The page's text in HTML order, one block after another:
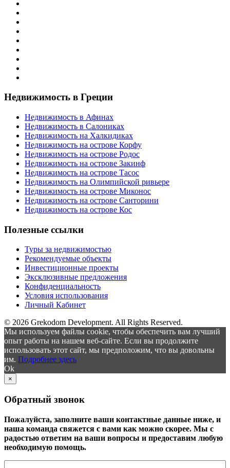
Недвижимость в Греции
Недвижимость в Афинах
Недвижимость в Салониках
Недвижимость на Халкидиках
Недвижимость на острове Корфу
Недвижимость на острове Родос
Недвижимость на острове Закинф
Недвижимость на острове Тасос
Недвижимость на Олимпийской ривьере
Недвижимость на острове Миконос
Недвижимость на острове Санторини
Недвижимость на острове Кос
Полезные ссылки
Туры за недвижимостью
Рекомендуемые объекты
Инвестиционные проекты
Эксклюзивные предложения
Конфиденциальность
Условия использования
Личный Кабинет
© 2026 Grekodom Development. All Rights Reserved.
Мы используем файлы cookie, чтобы обеспечить вам лучший
опыт работы на нашем веб-сайте. Если вы продолжите
использовать этот сайт, мы предположим, что вы довольны
им. Подробнее здесь
Ok
×
Обратный звонок
Пожалуйста, заполните ваши контактные данные ниже, и
наша команда свяжется с вами как можно скорее. Мы с
радостью ответим на ваши вопросы и предоставим любую
необходимую помощь.